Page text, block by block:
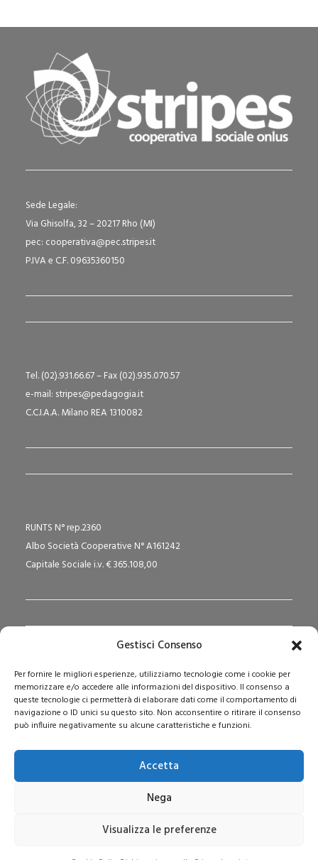
Gestisci Consenso
Per fornire le migliori esperienze, utilizziamo tecnologie come i cookie per
memorizzare e/o accedere alle informazioni del dispositivo. Il consenso a
queste tecnologie ci permetterà di elaborare dati come il comportamento di
navigazione o ID unici su questo sito. Non acconsentire o ritirare il consenso
può influire negativamente su alcune caratteristiche e funzioni.
Accetta
Nega
Visualizza le preferenze
Sede Legale:
Via Ghisolfa, 32 – 20217 Rho (MI)
pec: cooperativa@pec.stripes.it
P.IVA e C.F. 09635360150
Tel. (02).931.66.67 – Fax (02).935.070.57
e-mail: stripes@pedagogia.it
C.C.I.A.A. Milano REA 1310082
RUNTS N° rep.2360
Albo Società Cooperative N° A161242
Capitale Sociale i.v. € 365.108,00
Via San Domenico Savio, 6 – 20017 Rho (MI)
Reg. Tribunale: n. 187 del 29/03/97 | ISSN: 1593-2259
Web:www.pedagogia.it
© 2026 Pedagogia.it. Tutti i diritti riservati